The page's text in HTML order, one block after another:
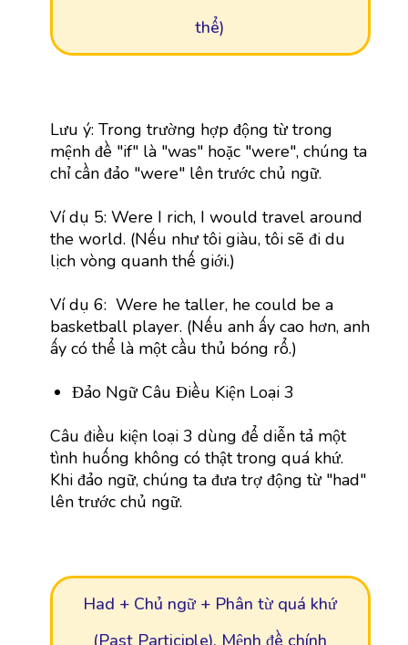
thể)
Lưu ý: Trong trường hợp động từ trong
mệnh đề "if" là "was" hoặc "were", chúng ta
chỉ cần đảo "were" lên trước chủ ngữ.
Ví dụ 5: Were I rich, I would travel around
the world. (Nếu như tôi giàu, tôi sẽ đi du
lịch vòng quanh thế giới.)
Ví dụ 6: Were he taller, he could be a
basketball player. (Nếu anh ấy cao hơn, anh
ấy có thể là một cầu thủ bóng rổ.)
Đảo Ngữ Câu Điều Kiện Loại 3
Câu điều kiện loại 3 dùng để diễn tả một
tình huống không có thật trong quá khứ.
Khi đảo ngữ, chúng ta đưa trợ động từ "had"
lên trước chủ ngữ.
Had + Chủ ngữ + Phân từ quá khứ